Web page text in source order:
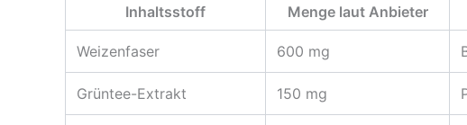
Inhaltsstoff Menge laut Anbieter
Weizenfaser 600 mg
Grüntee-Extrakt 150 mg